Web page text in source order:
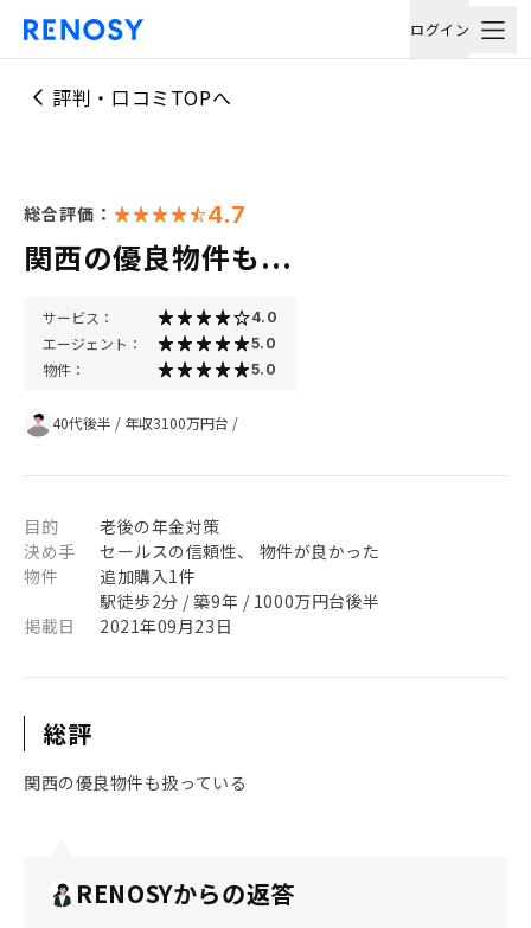
ログイン
評判・口コミTOPへ
総合評価： 4.7
関西の優良物件も...
サービス： 4.0
エージェント： 5.0
物件： 5.0
40代後半 / 年収3100万円台 /
目的
老後の年金対策
決め手
セールスの信頼性、 物件が良かった
物件
追加購入1件
駅徒歩2分 / 築9年 / 1000万円台後半
掲載日
2021年09月23日
総評
関西の優良物件も扱っている
RENOSYからの返答